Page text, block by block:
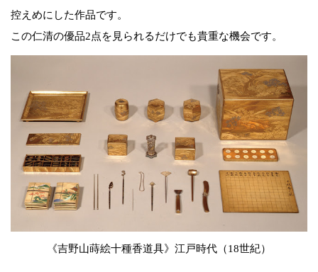
控えめにした作品です。
この仁清の優品2点を見られるだけでも貴重な機会です。
《吉野山蒔絵十種香道具》江戸時代（18世紀）